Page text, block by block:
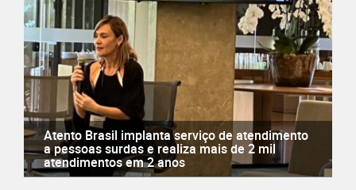
Atento Brasil implanta serviço de atendimento
a pessoas surdas e realiza mais de 2 mil
atendimentos em 2 anos